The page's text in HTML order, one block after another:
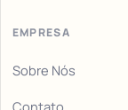
EMPRESA
Sobre Nós
Contato